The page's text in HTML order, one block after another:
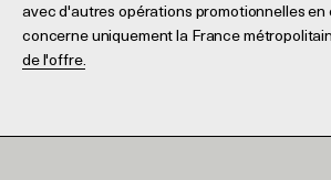
avec d'autres opérations promotionnelles en
concerne uniquement la France
de l'offre.